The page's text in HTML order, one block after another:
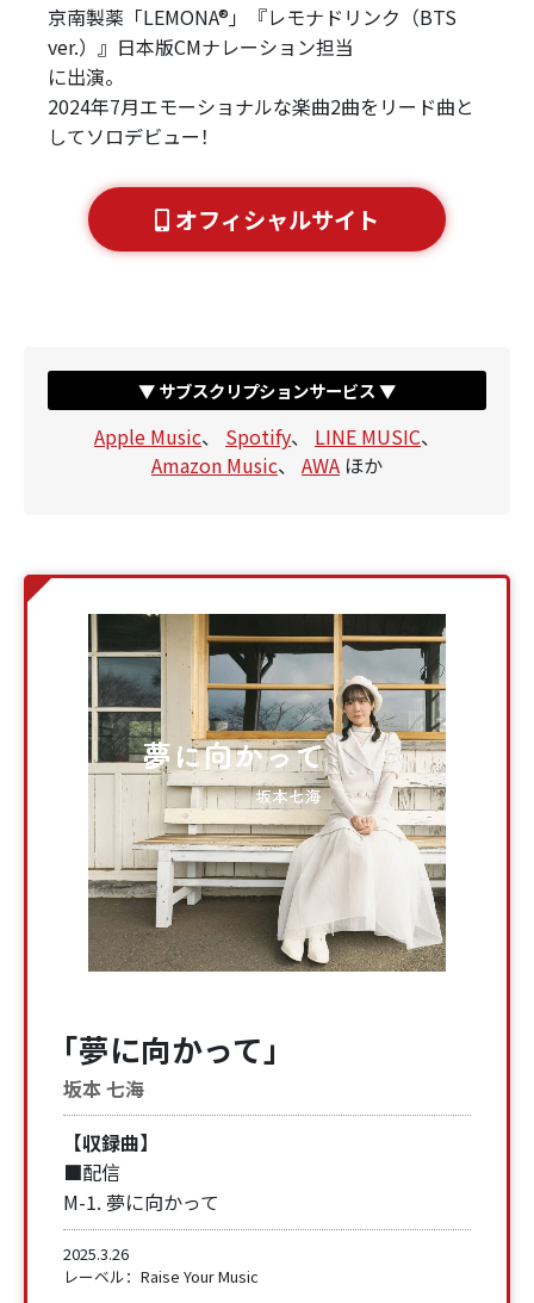
京南製薬「LEMONA®︎」『レモナドリンク（BTS
ver.）』日本版CMナレーション担当
に出演。
2024年7月エモーショナルな楽曲2曲をリード曲と
してソロデビュー！
オフィシャルサイト
▼ サブスクリプションサービス ▼
Apple Music、 Spotify、 LINE MUSIC、
Amazon Music、 AWA ほか
「夢に向かって」
坂本 七海
【収録曲】
■配信
M-1. 夢に向かって
2025.3.26
レーベル：Raise Your Music